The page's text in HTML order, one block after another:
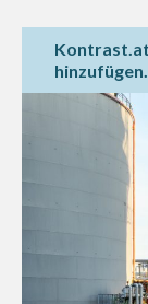
hinzufügen.